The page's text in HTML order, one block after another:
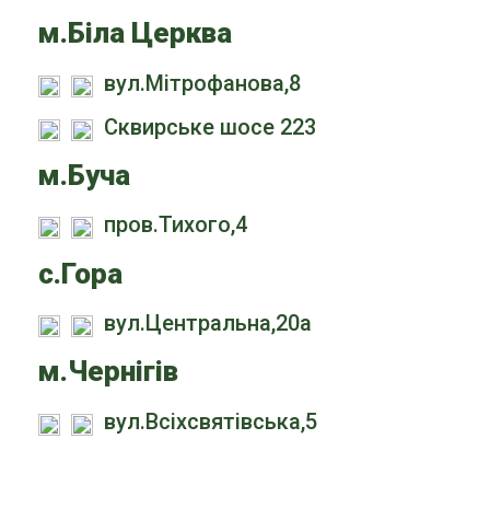
м.Біла Церква
вул.Мітрофанова,8
Сквирське шосе 223
м.Буча
пров.Тихого,4
с.Гора
вул.Центральна,20а
м.Чернігів
вул.Всіхсвятівська,5